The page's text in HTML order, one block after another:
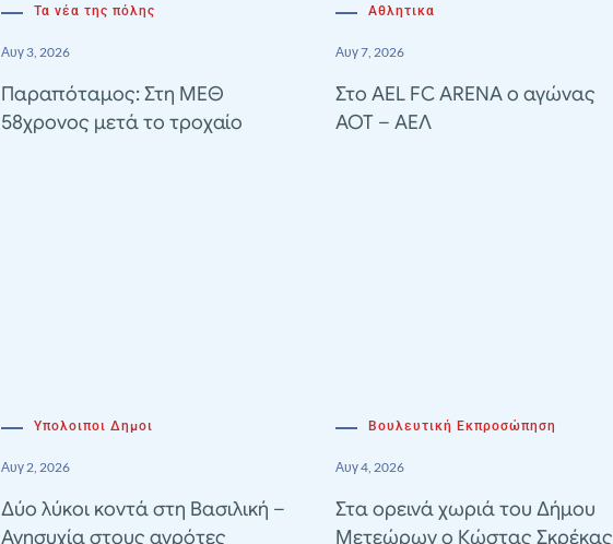
Τα νέα της πόλης
Αυγ 3, 2026
Παραπόταμος: Στη ΜΕΘ
58χρονος μετά το τροχαίο
Αθλητικα
Αυγ 7, 2026
Στο AEL FC ARENA ο αγώνας
ΑΟΤ – ΑΕΛ
Υπολοιποι Δημοι
Αυγ 2, 2026
Δύο λύκοι κοντά στη Βασιλική –
Ανησυχία στους αγρότες
Βουλευτική Εκπροσώπηση
Αυγ 4, 2026
Στα ορεινά χωριά του Δήμου
Μετεώρων ο Κώστας Σκρέκας